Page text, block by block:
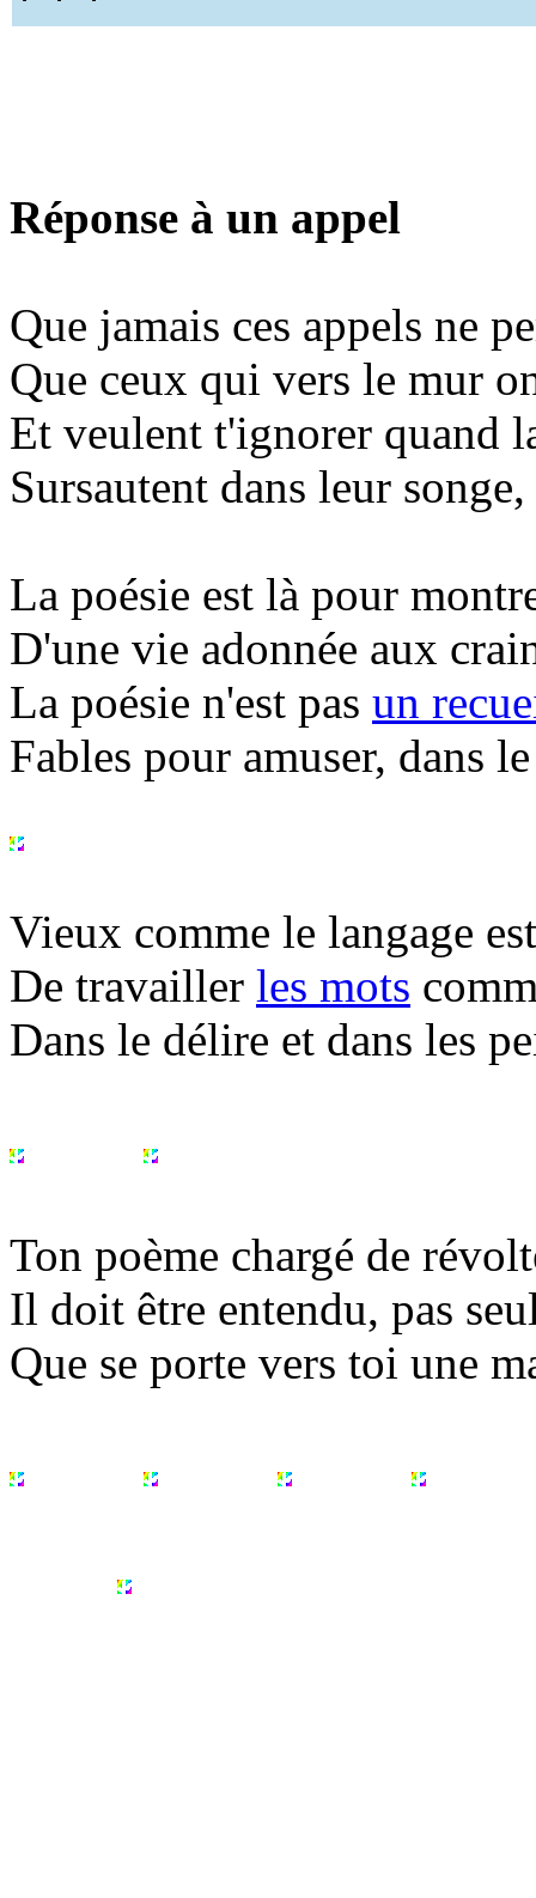
Réponse à un appel
Que jamais ces appels ne
Que ceux qui vers le mur
Et veulent t'ignorer quand
Sursautent dans leur
La poésie est là pour
D'une vie adonnée aux
La poésie n'est pas un
Fables pour amuser, dans
Vieux comme le langage
De travailler les mots
Dans le délire et dans les
Ton poème chargé de
Il doit être entendu, pas
Que se porte vers toi une